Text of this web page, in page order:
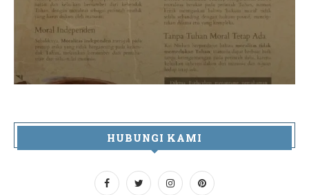
HUBUNGI KAMI